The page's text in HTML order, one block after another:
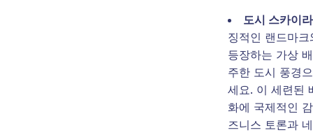
도시 스카이
징적인 랜드마
등장하는 가상
주한 도시 풍경
세요. 이 세련된
화에 국제적인
즈니스 토론과